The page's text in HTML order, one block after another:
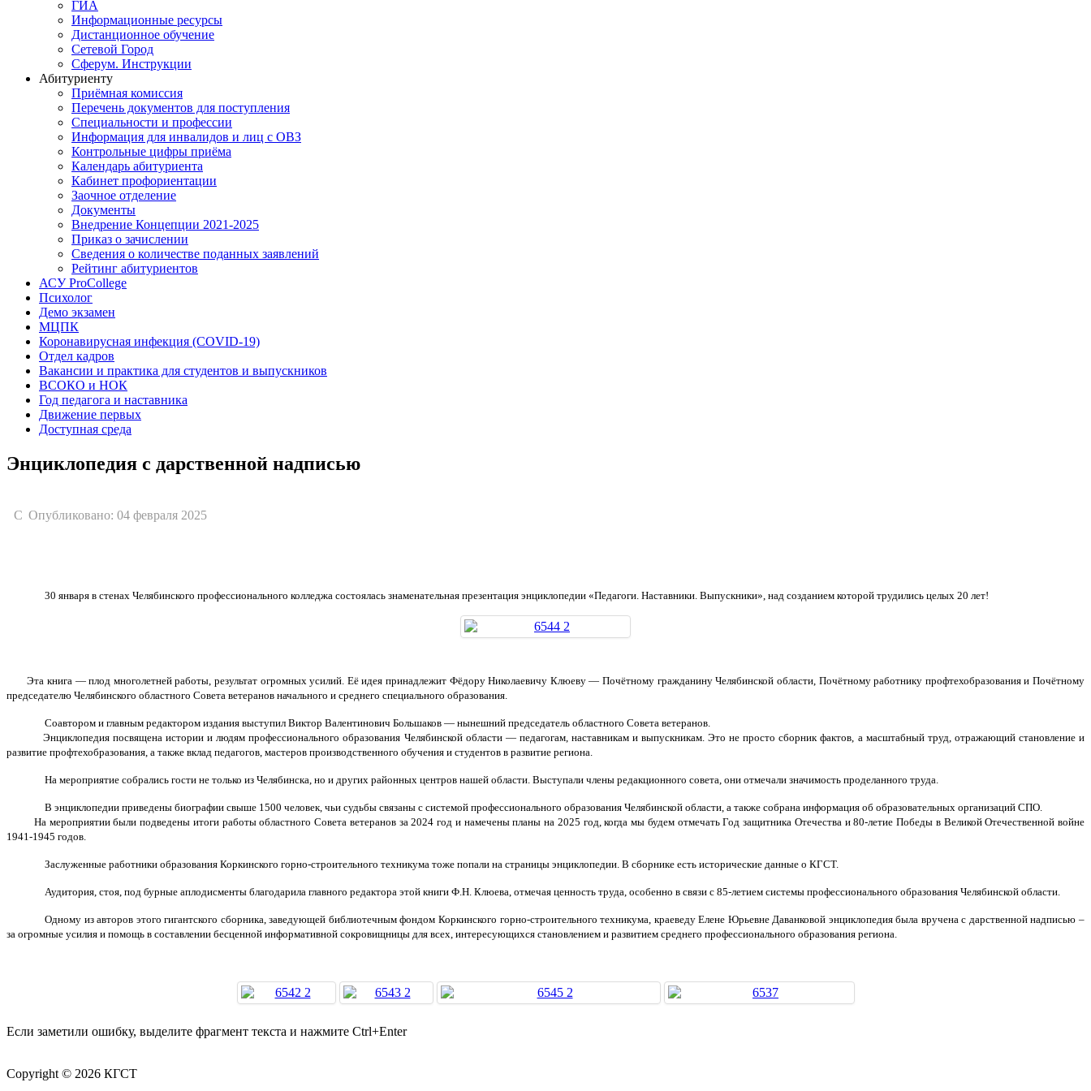
ГИА
Информационные ресурсы
Дистанционное обучение
Сетевой Город
Сферум. Инструкции
Абитуриенту
Приёмная комиссия
Перечень документов для поступления
Специальности и профессии
Информация для инвалидов и лиц с ОВЗ
Контрольные цифры приёма
Календарь абитуриента
Кабинет профориентации
Заочное отделение
Документы
Внедрение Концепции 2021-2025
Приказ о зачислении
Сведения о количестве поданных заявлений
Рейтинг абитуриентов
АСУ ProCollege
Психолог
Демо экзамен
МЦПК
Коронавирусная инфекция (COVID-19)
Отдел кадров
Вакансии и практика для студентов и выпускников
ВСОКО и НОК
Год педагога и наставника
Движение первых
Доступная среда
Энциклопедия с дарственной надписью
Опубликовано: 04 февраля 2025
30 января в стенах Челябинского профессионального колледжа состоялась знаменательная презентация энциклопедии «Педагоги. Наставники. Выпускники», над созданием которой трудились целых 20 лет!
Эта книга — плод многолетней работы, результат огромных усилий. Её идея принадлежит Фёдору Николаевичу Клюеву — Почётному гражданину Челябинской области, Почётному работнику профтехобразования и Почётному
председателю Челябинского областного Совета ветеранов начального и среднего специального образования.
Соавтором и главным редактором издания выступил Виктор Валентинович Большаков — нынешний председатель областного Совета ветеранов.
Энциклопедия посвящена истории и людям профессионального образования Челябинской области — педагогам, наставникам и выпускникам. Это не просто сборник фактов, а масштабный труд, отражающий становление и
развитие профтехобразования, а также вклад педагогов, мастеров производственного обучения и студентов в развитие региона.
На мероприятие собрались гости не только из Челябинска, но и других районных центров нашей области. Выступали члены редакционного совета, они отмечали значимость проделанного труда.
В энциклопедии приведены биографии свыше 1500 человек, чьи судьбы связаны с системой профессионального образования Челябинской области, а также собрана информация об образовательных организаций СПО.
На мероприятии были подведены итоги работы областного Совета ветеранов за 2024 год и намечены планы на 2025 год, когда мы будем отмечать Год защитника Отечества и 80-летие Победы в Великой Отечественной войне
1941-1945 годов.
Заслуженные работники образования Коркинского горно-строительного техникума тоже попали на страницы энциклопедии. В сборнике есть исторические данные о КГСТ.
Аудитория, стоя, под бурные аплодисменты благодарила главного редактора этой книги Ф.Н. Клюева, отмечая ценность труда, особенно в связи с 85-летием системы профессионального образования Челябинской области.
Одному из авторов этого гигантского сборника, заведующей библиотечным фондом Коркинского горно-строительного техникума, краеведу Елене Юрьевне Даванковой энциклопедия была вручена с дарственной надписью –
за огромные усилия и помощь в составлении бесценной информативной сокровищницы для всех, интересующихся становлением и развитием среднего профессионального образования региона.
Если заметили ошибку, выделите фрагмент текста и нажмите Ctrl+Enter
Copyright © 2026 КГСТ